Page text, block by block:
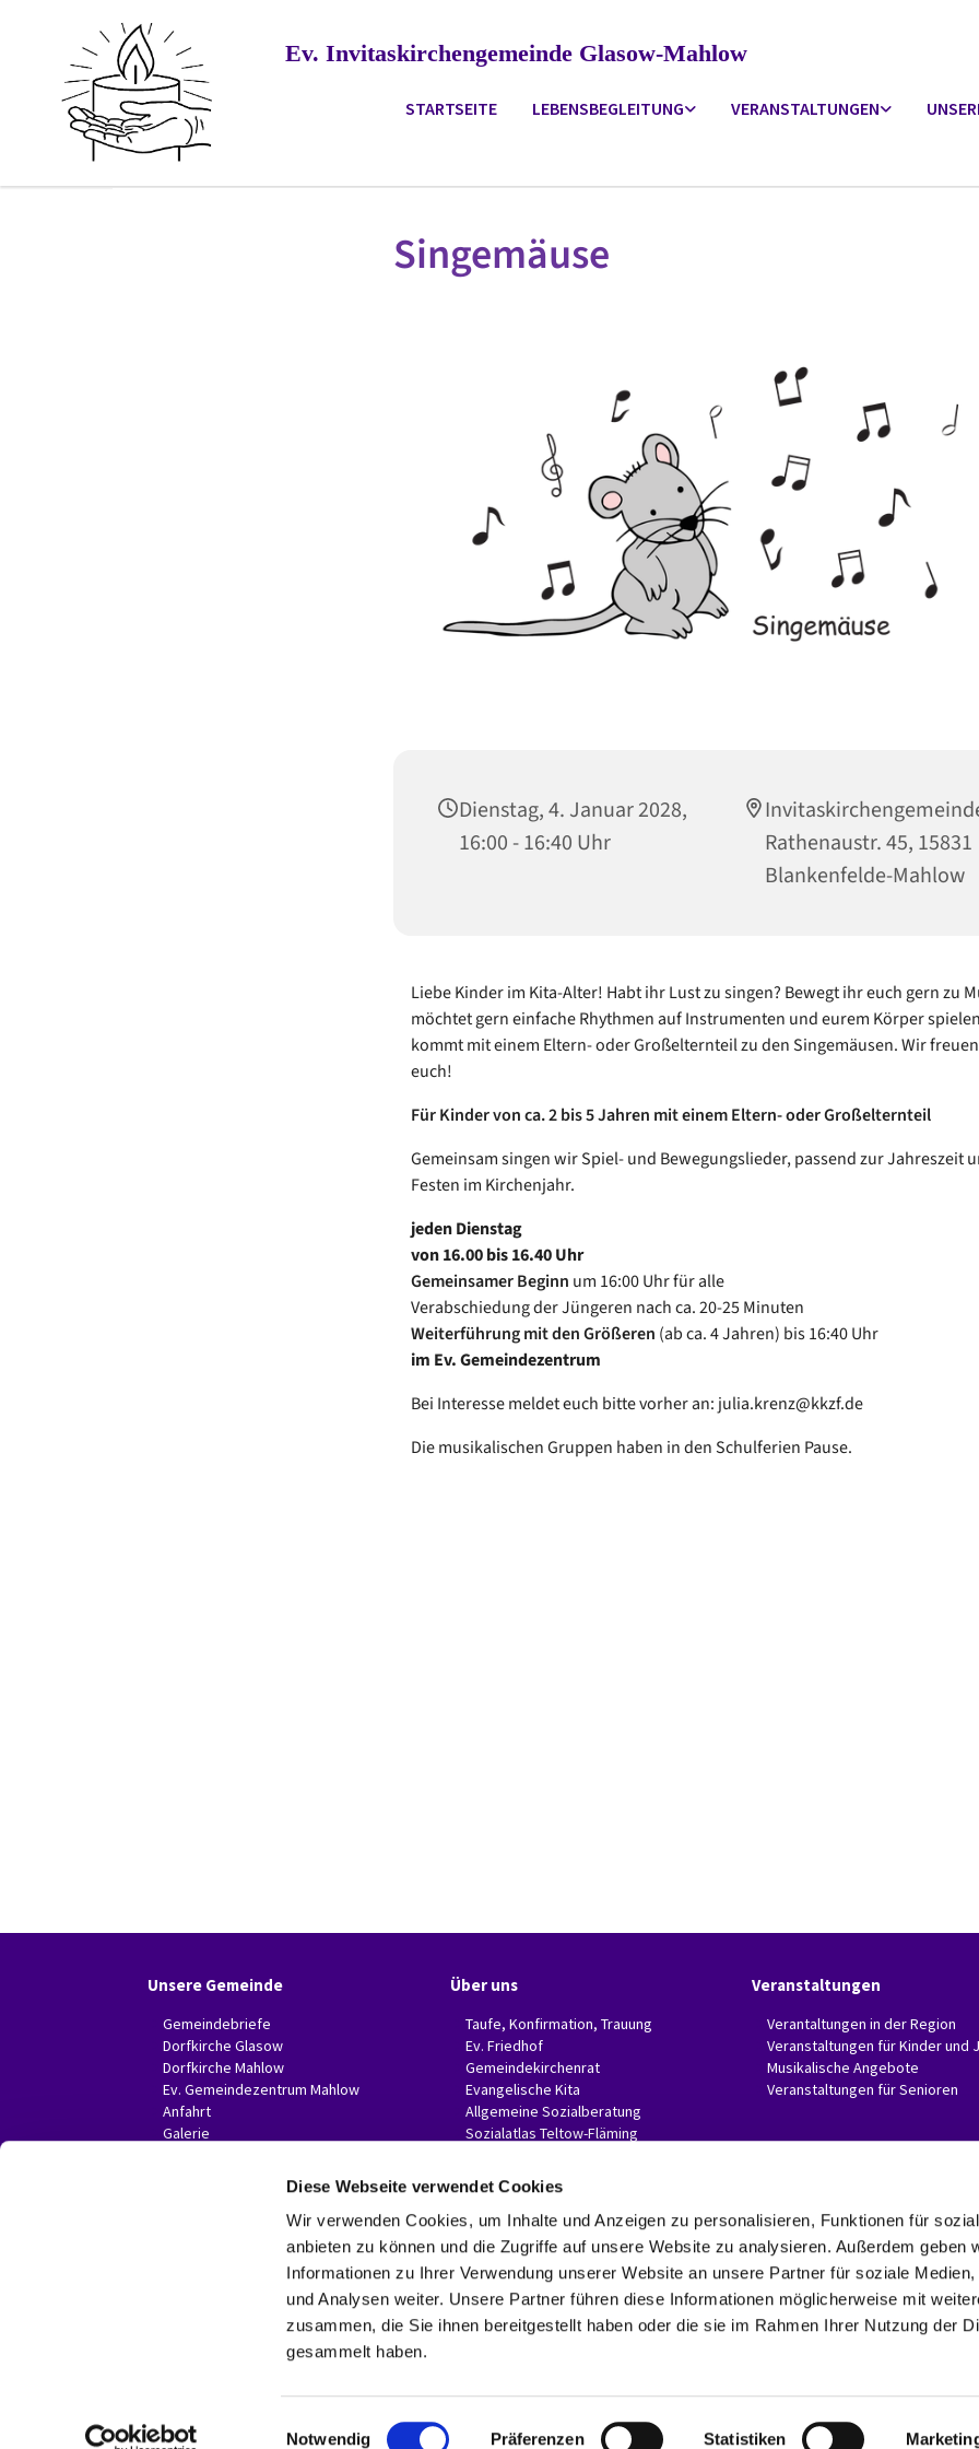
Diese Webseite verwendet Cookies
Wir verwenden Cookies, um Inhalte und Anzeigen zu personalisieren, Funktionen für
anbieten zu können und die Zugriffe auf unsere Website zu analysieren. Außerdem geben
Informationen zu Ihrer Verwendung unserer Website an unsere Partner für soziale Medien,
und Analysen weiter. Unsere Partner führen diese Informationen möglicherweise mit
zusammen, die Sie ihnen bereitgestellt haben oder die sie im Rahmen Ihrer Nutzung der
gesammelt haben.
Notwendig Präferenzen Statistiken
Ev. Invitaskirchengemeinde Glasow-Mahlow
STARTSEITE LEBENSBEGLEITUNG VERANSTALTUNGEN
Singemäuse
Dienstag, 4. Januar 2028,
16:00 - 16:40 Uhr
Rathenaustr. 45, 15831
Blankenfelde-Mahlow
Liebe Kinder im Kita-Alter! Habt ihr Lust zu singen? Bewegt ihr euch gern zu
möchtet gern einfache Rhythmen auf Instrumenten und eurem Körper
kommt mit einem Eltern- oder Großelternteil zu den Singemäusen. Wir
euch!
Für Kinder von ca. 2 bis 5 Jahren mit einem Eltern- oder Großelternteil
Gemeinsam singen wir Spiel- und Bewegungslieder, passend zur Jahreszeit
Festen im Kirchenjahr.
jeden Dienstag
von 16.00 bis 16.40 Uhr
Gemeinsamer Beginn um 16:00 Uhr für alle
Verabschiedung der Jüngeren nach ca. 20-25 Minuten
Weiterführung mit den Größeren (ab ca. 4 Jahren) bis 16:40 Uhr
im Ev. Gemeindezentrum
Bei Interesse meldet euch bitte vorher an: julia.krenz@kkzf.de
Die musikalischen Gruppen haben in den Schulferien Pause.
Unsere Gemeinde
Gemeindebriefe
Dorfkirche Glasow
Dorfkirche Mahlow
Ev. Gemeindezentrum Mahlow
Anfahrt
Galerie
Über uns
Taufe, Konfirmation, Trauung
Ev. Friedhof
Gemeindekirchenrat
Evangelische Kita
Allgemeine Sozialberatung
Sozialatlas Teltow-Fläming
Veranstaltungen
Verantaltungen in der Region
Veranstaltungen für Kinder und
Musikalische Angebote
Veranstaltungen für Senioren
Evangelische Invitaskirchengemeinde Glasow-Mahlow
Rathenaustr. 45
15831 Blankenfelde-Mahlow
Telefon: 03379 374407 Fax: 03379 374470
invitaskg-glasow-mahlow@kkzf.de